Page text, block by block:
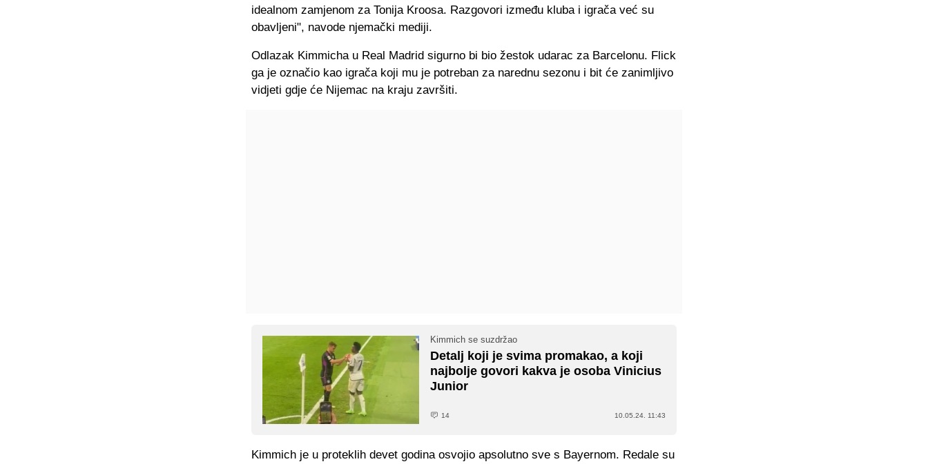
idealnom zamjenom za Tonija Kroosa. Razgovori između kluba i igrača već su
obavljeni", navode njemački mediji.
Odlazak Kimmicha u Real Madrid sigurno bi bio žestok udarac za Barcelonu. Flick
ga je označio kao igrača koji mu je potreban za narednu sezonu i bit će zanimljivo
vidjeti gdje će Nijemac na kraju završiti.
Kimmich se suzdržao
Detalj koji je svima promakao, a koji
najbolje govori kakva je osoba Vinicius
Junior
14 10.05.24. 11:43
Kimmich je u proteklih devet godina osvojio apsolutno sve s Bayernom. Redale su